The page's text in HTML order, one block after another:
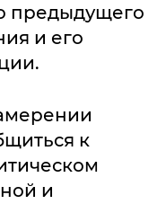
предыдущего
и его
к
и